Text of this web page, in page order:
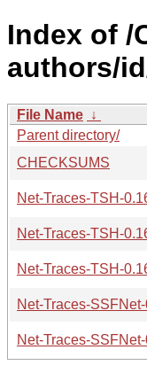
Index of /
authors/
File Name ↓
Parent directory/
CHECKSUMS
Net-Traces-TSH-
Net-Traces-TSH-
Net-Traces-TSH-
Net-Traces-
Net-Traces-